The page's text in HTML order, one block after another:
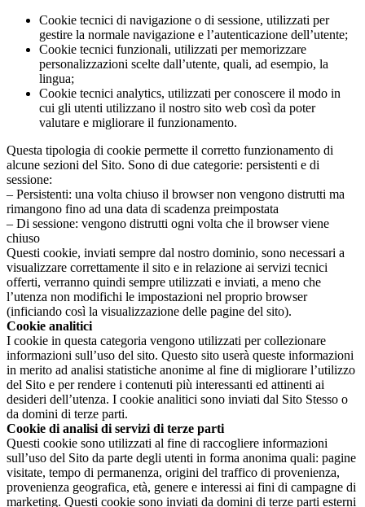
Cookie tecnici di navigazione o di sessione, utilizzati per
gestire la normale navigazione e l’autenticazione dell’utente;
Cookie tecnici funzionali, utilizzati per memorizzare
personalizzazioni scelte dall’utente, quali, ad esempio, la
lingua;
Cookie tecnici analytics, utilizzati per conoscere il modo in
cui gli utenti utilizzano il nostro sito web così da poter
valutare e migliorare il funzionamento.
Questa tipologia di cookie permette il corretto funzionamento di
alcune sezioni del Sito. Sono di due categorie: persistenti e di
sessione:
– Persistenti: una volta chiuso il browser non vengono distrutti ma
rimangono fino ad una data di scadenza preimpostata
– Di sessione: vengono distrutti ogni volta che il browser viene
chiuso
Questi cookie, inviati sempre dal nostro dominio, sono necessari a
visualizzare correttamente il sito e in relazione ai servizi tecnici
offerti, verranno quindi sempre utilizzati e inviati, a meno che
l’utenza non modifichi le impostazioni nel proprio browser
(inficiando così la visualizzazione delle pagine del sito).
Cookie analitici
I cookie in questa categoria vengono utilizzati per collezionare
informazioni sull’uso del sito. Questo sito userà queste informazioni
in merito ad analisi statistiche anonime al fine di migliorare l’utilizzo
del Sito e per rendere i contenuti più interessanti ed attinenti ai
desideri dell’utenza. I cookie analitici sono inviati dal Sito Stesso o
da domini di terze parti.
Cookie di analisi di servizi di terze parti
Questi cookie sono utilizzati al fine di raccogliere informazioni
sull’uso del Sito da parte degli utenti in forma anonima quali: pagine
visitate, tempo di permanenza, origini del traffico di provenienza,
provenienza geografica, età, genere e interessi ai fini di campagne di
marketing. Questi cookie sono inviati da domini di terze parti esterni